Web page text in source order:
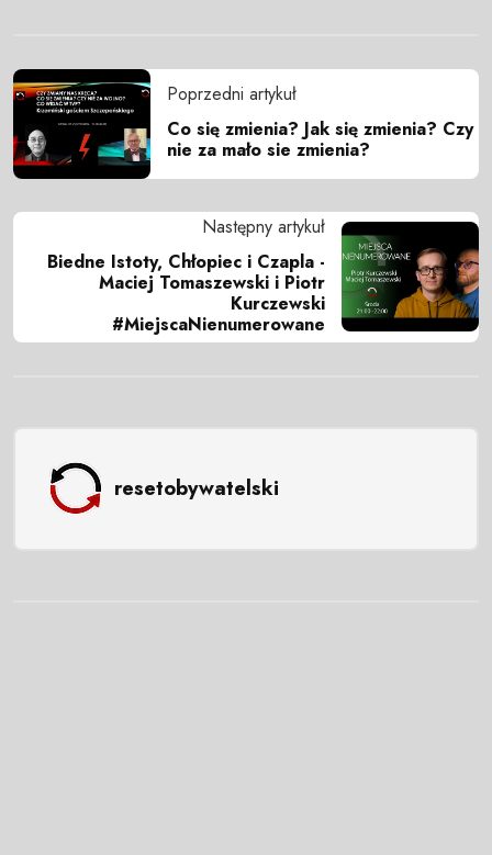
Poprzedni artykuł
Co się zmienia? Jak się zmienia? Czy
nie za mało sie zmienia?
Następny artykuł
Biedne Istoty, Chłopiec i Czapla -
Maciej Tomaszewski i Piotr
Kurczewski
#MiejscaNienumerowane
resetobywatelski